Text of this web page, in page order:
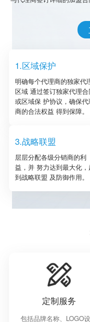
1.区域保护
明确每个代理商的独家代
区域 通过签订独家代理合同
或区域保 护协议，确保代理
商的合法权益 得到保障。
3.战略联盟
层层分配各级分销商的利
益，并 努力达到最大化，起
到战略联盟 及防御作用。
定制服务
包括品牌名称、LOGO